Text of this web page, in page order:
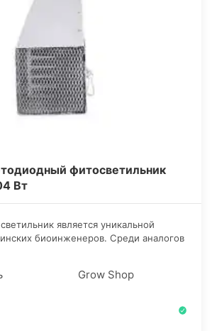
фитосветильник
Вт
является уникальной
биоинженеров. Среди аналогов
Grow Shop